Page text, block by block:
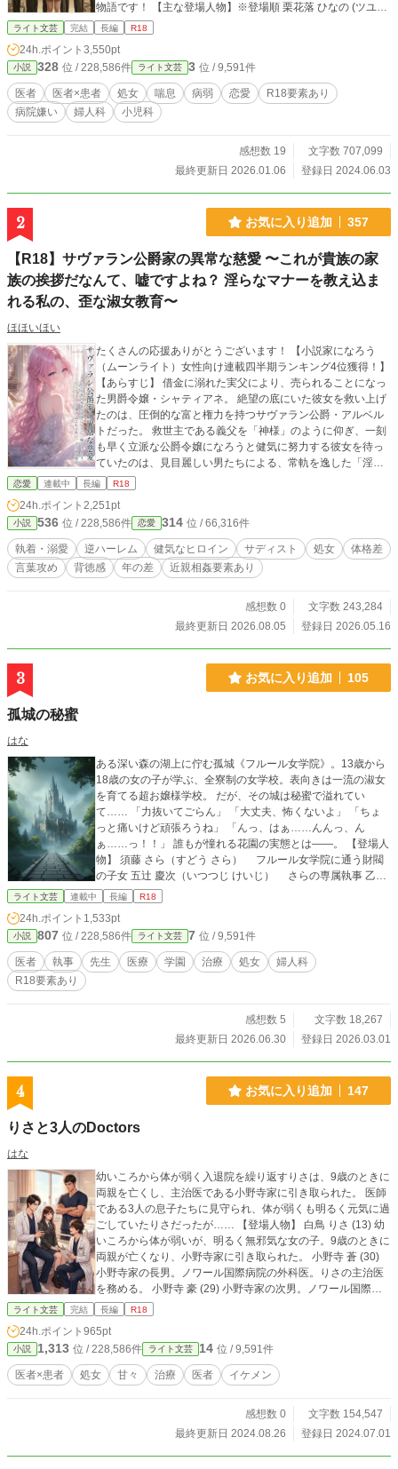
物語です！ 【主な登場人物】※登場順 栗花落 ひなの (ツユリ
ヒナノ) /主人公 五条 悠仁 (ゴジョウ ユウジ) /小児科医 宇髄 達
藤堂 悟 (トウドウ サトル) /内科医 神崎 秋斗 (カンザキ アキト)
/小児科医 『りさと3人のDoctors』のノワール国際病院を舞台
にしたSecond storyです♪ ※他サイトにて連載中の小説をこち
らにも投稿していきます！
ライト文芸 完結 長編 R18
24h.ポイント 3,550pt
小説 328 位 / 228,586件 ライト文芸 3 位 / 9,591件
医者 医者×患者 処女 喘息 病弱 恋愛
R18要素あり
病院嫌い
婦人科 小児科
感想数 19
文字数 707,099
最終更新日 2026.01.06
登録日 2024.06.03
2 お気に入り追加 357
【R18】サヴァラン公爵家の異常な慈愛 〜これが貴族の家
族の挨拶だなんて、嘘ですよね？ 淫らなマナーを教え込ま
れる私の、歪な淑女教育〜
ほほいほい
たくさんの応援ありがとうございます！ 【小説家になろう
（ムーンライト）女性向け連載四半期ランキング4位獲得！】
【あらすじ】 借金に溺れた実父により、売られることになっ
た男爵令嬢・シャティアネ。 絶望の底にいた彼女を救い上げ
たのは、圧倒的な富と権力を持つサヴァラン公爵・アルベル
トだった。 救世主である義父を「神様」のように仰ぎ、一刻
も早く立派な公爵令嬢になろうと健気に努力する彼女を待っ
ていたのは、見目麗しい男たちによる、常軌を逸した「淫ら
な英才教育」だった。 「恥ずかしがることはない。高貴な令
の絶対の常識だよ」 「これが格式高い『家族の挨拶』だ。お
前も、兄と絆を深めなさい」 馬車の中で、夜の寝室で、衣服
の奥へと容赦なく滑り込んでくる大人の男たちの指先。 恥ず
かしさに涙を流しながらも、 （これが都会の令嬢たちの当た
り前の花嫁修業なんだわ……！ お父様たちのために頑張らな
義父と義兄、そして冷徹な執事や護衛騎士たちが一族総出で
璧な淑女」へと蕩かされてゆく極甘な毎日。 健気な令嬢×嘘
の常識を教え込む絶倫溺愛公爵家、開幕。
恋愛 連載中 長編 R18
24h.ポイント 2,251pt
小説 536 位 / 228,586件 恋愛 314 位 / 66,316件
執着・溺愛 逆ハーレム 健気なヒロイン サディスト 処女
体格差
言葉攻め
背徳感 年の差 近親相姦要素あり
感想数 0
文字数 243,284
最終更新日 2026.08.05
登録日 2026.05.16
3 お気に入り追加 105
孤城の秘蜜
はな
ある深い森の湖上に佇む孤城《フルール女学院》。13歳から
18歳の女の子が学ぶ、全寮制の女学校。表向きは一流の淑女
を育てる超お嬢様学校。 だが、その城は秘蜜で溢れてい
て…… 「力抜いてごらん」 「大丈夫、怖くないよ」 「ちょ
っと痛いけど頑張ろうね」 「んっ、はぁ……んんっ、ん
ぁ……っ！！」 誰もが憧れる花園の実態とは——。 【登場人
物】 須藤 さら（すどう さら） フルール女学院に通う財閥
の子女 五辻 慶次（いつつじ けいじ） さらの専属執事 乙倉
悠一（おとくら ゆういち） フルール女学院の校医 相沢 雅
ライト文芸 連載中 長編 R18
24h.ポイント 1,533pt
小説 807 位 / 228,586件 ライト文芸 7 位 / 9,591件
医者 執事 先生 医療 学園 治療 処女
婦人科
R18要素あり
感想数 5
文字数 18,267
最終更新日 2026.06.30
登録日 2026.03.01
4 お気に入り追加 147
りさと3人のDoctors
はな
幼いころから体が弱く入退院を繰り返すりさは、9歳のときに
両親を亡くし、主治医である小野寺家に引き取られた。 医師
である3人の息子たちに見守られ、体が弱くも明るく元気に過
ごしていたりさだったが…… 【登場人物】 白鳥 りさ (13) 幼
いころから体が弱いが、明るく無邪気な女の子。9歳のときに
両親が亡くなり、小野寺家に引き取られた。 小野寺 蒼 (30)
小野寺家の長男。ノワール国際病院の外科医。りさの主治医
を務める。 小野寺 豪 (29) 小野寺家の次男。ノワール国際病
院の外科医。 小野寺 蓮 (27) 小野寺家の三男。ノワール国際
ール国際病院の外科医。元医院長であり、りさの元主治医。
小野寺 楓 (32) 小野寺家の長女。外資系航空会社の国際線C
A。イギリス在住。 白鳥 聖司 りさの父。ノワール国際病院の
外科医。りさが9歳の時に他界。 白鳥 優子 りさの母。ノワー
続編『ひなとDoctors 〜柱と呼ばれる医師たち〜』をただい
ま連載中です。ぜひ、そちらもご覧ください♪ ※他サイトに
ライト文芸 完結 長編 R18
24h.ポイント 965pt
小説 1,313 位 / 228,586件 ライト文芸 14 位 / 9,591件
医者×患者 処女 甘々 治療 医者 イケメン
感想数 0
文字数 154,547
最終更新日 2024.08.26
登録日 2024.07.01